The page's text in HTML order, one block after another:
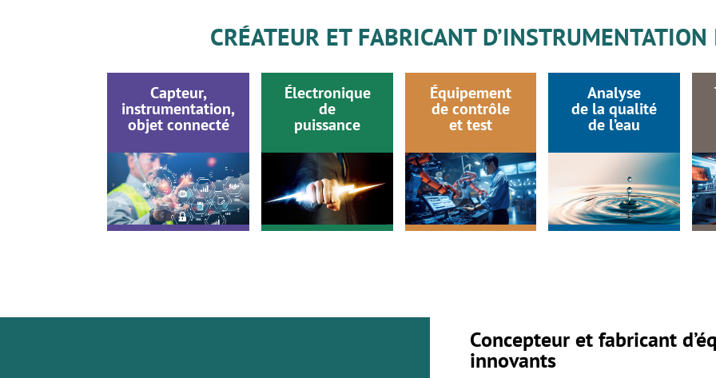
CRÉATEUR ET FABRICANT
Capteur,
instrumentation,
objet connecté
Électronique
de
puissance
Équipement
de contrôle
et test
Analyse
de la qualité
de l’eau
Concepteur et fabricant
innovants